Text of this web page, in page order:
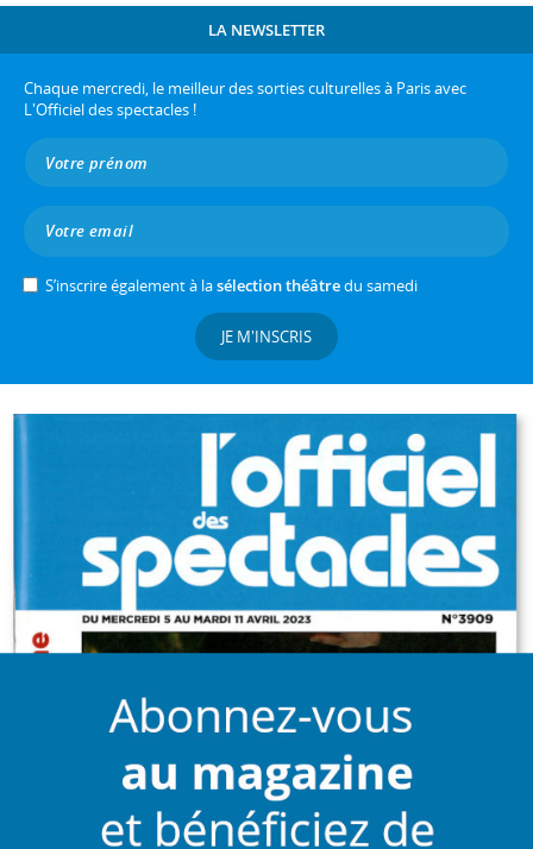
LA NEWSLETTER
Chaque mercredi, le meilleur des sorties culturelles à Paris avec
L'Officiel des spectacles !
S’inscrire également à lasélection théâtredu samedi
JE M'INSCRIS